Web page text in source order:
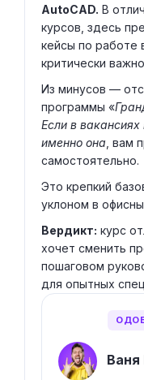
AutoCAD. В
курсов, здесь
кейсы по работе
критически
Из минусов —
программы «
Если в вакансиях
именно она , вам
самостоятельно.
Это крепкий
уклоном в
Вердикт: курс
хочет сменить
пошаговом
для опытных
Ваня